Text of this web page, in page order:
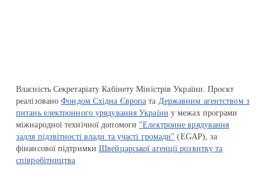
Власність Секретаріату Кабінету Міністрів України. Проєкт
реалізованоФондом Східна Європа та Державним агентством з
питань електронного урядування України у межах програми
міжнародної технічної допомоги "Електронне врядування
задля підзвітності влади та участі громади" (EGAP), за
фінансової підтримкиШвейцарської агенції розвитку та
співробітництва